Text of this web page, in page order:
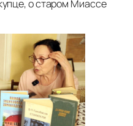
о старом Миассе